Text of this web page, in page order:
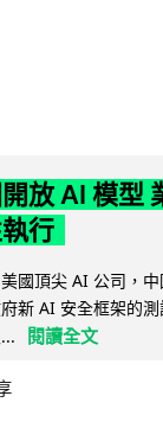
放 AI 模型
行
國頂尖 AI 公司，
新 AI 安全框架的
閱讀全文